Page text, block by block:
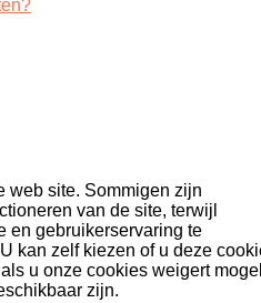
web site. Sommigen zijn
van de site, terwijl
en gebruikerservaring te
kan zelf kiezen of u deze
u onze cookies weigert
zijn.